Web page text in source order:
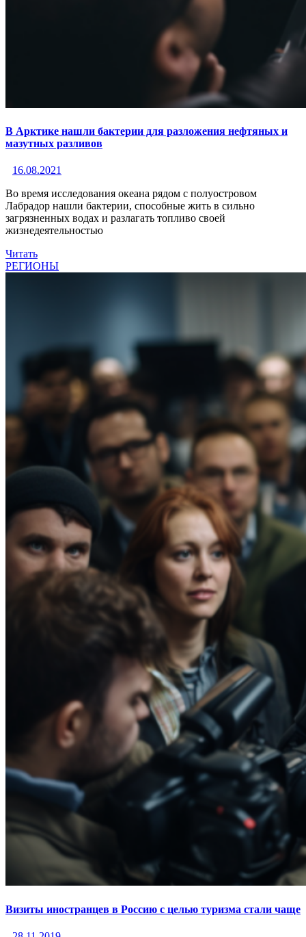
В Арктике нашли бактерии для разложения нефтяных и
мазутных разливов
16.08.2021
Во время исследования океана рядом с полуостровом
Лабрадор нашли бактерии, способные жить в сильно
загрязненных водах и разлагать топливо своей
жизнедеятельностью
Читать
РЕГИОНЫ
Визиты иностранцев в Россию с целью туризма стали чаще